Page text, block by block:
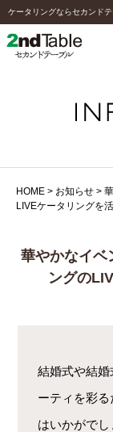
ケータリングならセカンド
HOME > お知らせ >
LIVEケータリングを
華やかなイベ
ングの
結婚式や結
ーティを彩
はいかがでし